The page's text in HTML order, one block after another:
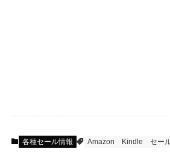
各種セール情報 Amazon Kindle セー